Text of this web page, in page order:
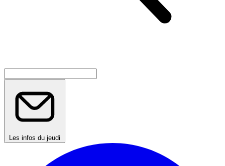
Les infos du jeudi